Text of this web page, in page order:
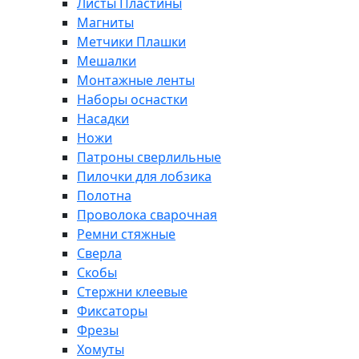
Магниты
Метчики Плашки
Мешалки
Монтажные ленты
Наборы оснастки
Насадки
Ножи
Патроны сверлильные
Пилочки для лобзика
Полотна
Проволока сварочная
Ремни стяжные
Сверла
Скобы
Стержни клеевые
Фиксаторы
Фрезы
Хомуты